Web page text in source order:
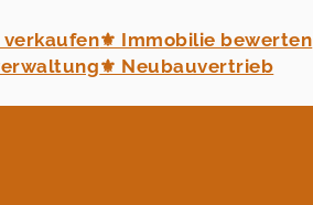
⚜ Immobilie bewerten
⚜ Neubauvertrieb